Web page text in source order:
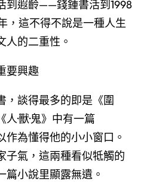
到遐齡——錢鍾書活到1998
，這不得不說是一種人生
人的二重性。
要興趣
，談得最多的即是《圍
·獸·鬼》中有一篇
作為懂得他的小小窗口。
子氣，這兩種看似牴觸的
篇小說里顯露無遺。